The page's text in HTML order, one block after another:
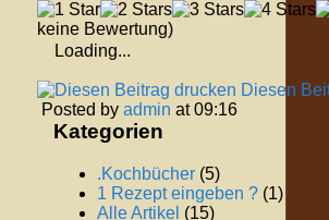
keine Bewertung)
Loading...
Diesen
Posted by admin at 09:16
Kategorien
.Kochbücher (5)
1 Rezept eingeben ? (1)
Alle Artikel (15)